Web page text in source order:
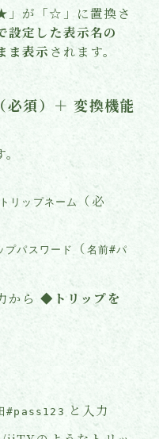
」が「☆」に置換さ
設定した表示名の
ま表示 されます。
須）＋ 変換機能
トリップネーム
（必
プパスワード （ 名前#パ
から ◆トリップを
#pass123
と入力